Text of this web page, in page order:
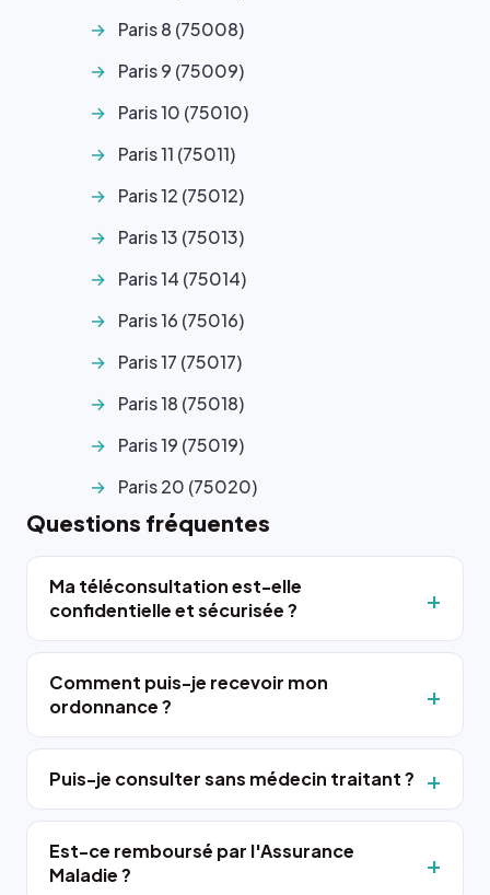
Paris 8 (75008)
Paris 9 (75009)
Paris 10 (75010)
Paris 11 (75011)
Paris 12 (75012)
Paris 13 (75013)
Paris 14 (75014)
Paris 16 (75016)
Paris 17 (75017)
Paris 18 (75018)
Paris 19 (75019)
Paris 20 (75020)
Questions fréquentes
Ma téléconsultation est-elle
confidentielle et sécurisée ?
Comment puis-je recevoir mon
ordonnance ?
Puis-je consulter sans médecin traitant ?
Est-ce remboursé par l'Assurance
Maladie ?